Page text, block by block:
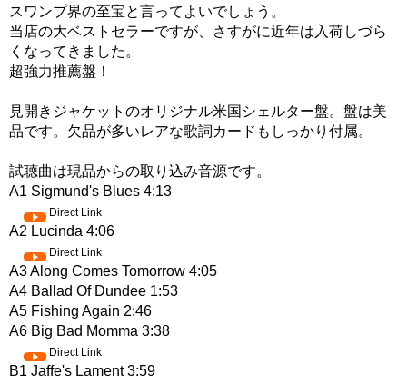
スワンプ界の至宝と言ってよいでしょう。
当店の大ベストセラーですが、さすがに近年は入荷しづら
くなってきました。
超強力推薦盤！
見開きジャケットのオリジナル米国シェルター盤。盤は美
品です。欠品が多いレアな歌詞カードもしっかり付属。
試聴曲は現品からの取り込み音源です。
A1 Sigmund's Blues 4:13
Direct Link
A2 Lucinda 4:06
Direct Link
A3 Along Comes Tomorrow 4:05
A4 Ballad Of Dundee 1:53
A5 Fishing Again 2:46
A6 Big Bad Momma 3:38
Direct Link
B1 Jaffe's Lament 3:59